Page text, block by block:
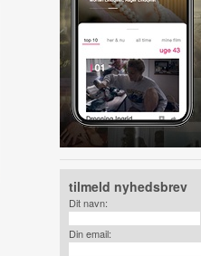
tilmeld nyhedsbrev
Dit navn:
Din email: